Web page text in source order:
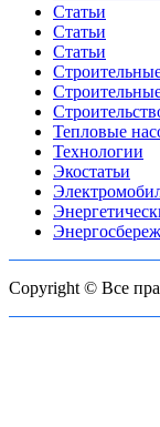
Статьи
Статьи
Статьи
Тепловые
Технологии
Экостатьи
Copyright © Все